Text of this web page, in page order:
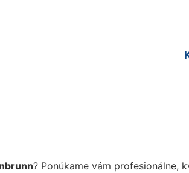
? Ponúkame vám profesionálne,